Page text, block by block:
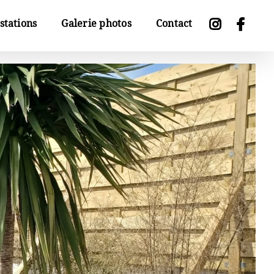
Galerie photos Contact